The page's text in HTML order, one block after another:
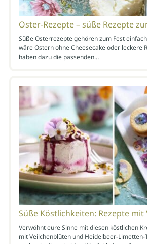
Oster-Rezepte – süße Rezepte
Süße Osterrezepte gehören zum Fest
wäre Ostern ohne Cheesecake oder leckere
haben dazu die passenden…
Süße Köstlichkeiten: Rezepte
Verwöhnt eure Sinne mit diesen köstlichen
mit Veilchenblüten und Heidelbeer-Limetten-